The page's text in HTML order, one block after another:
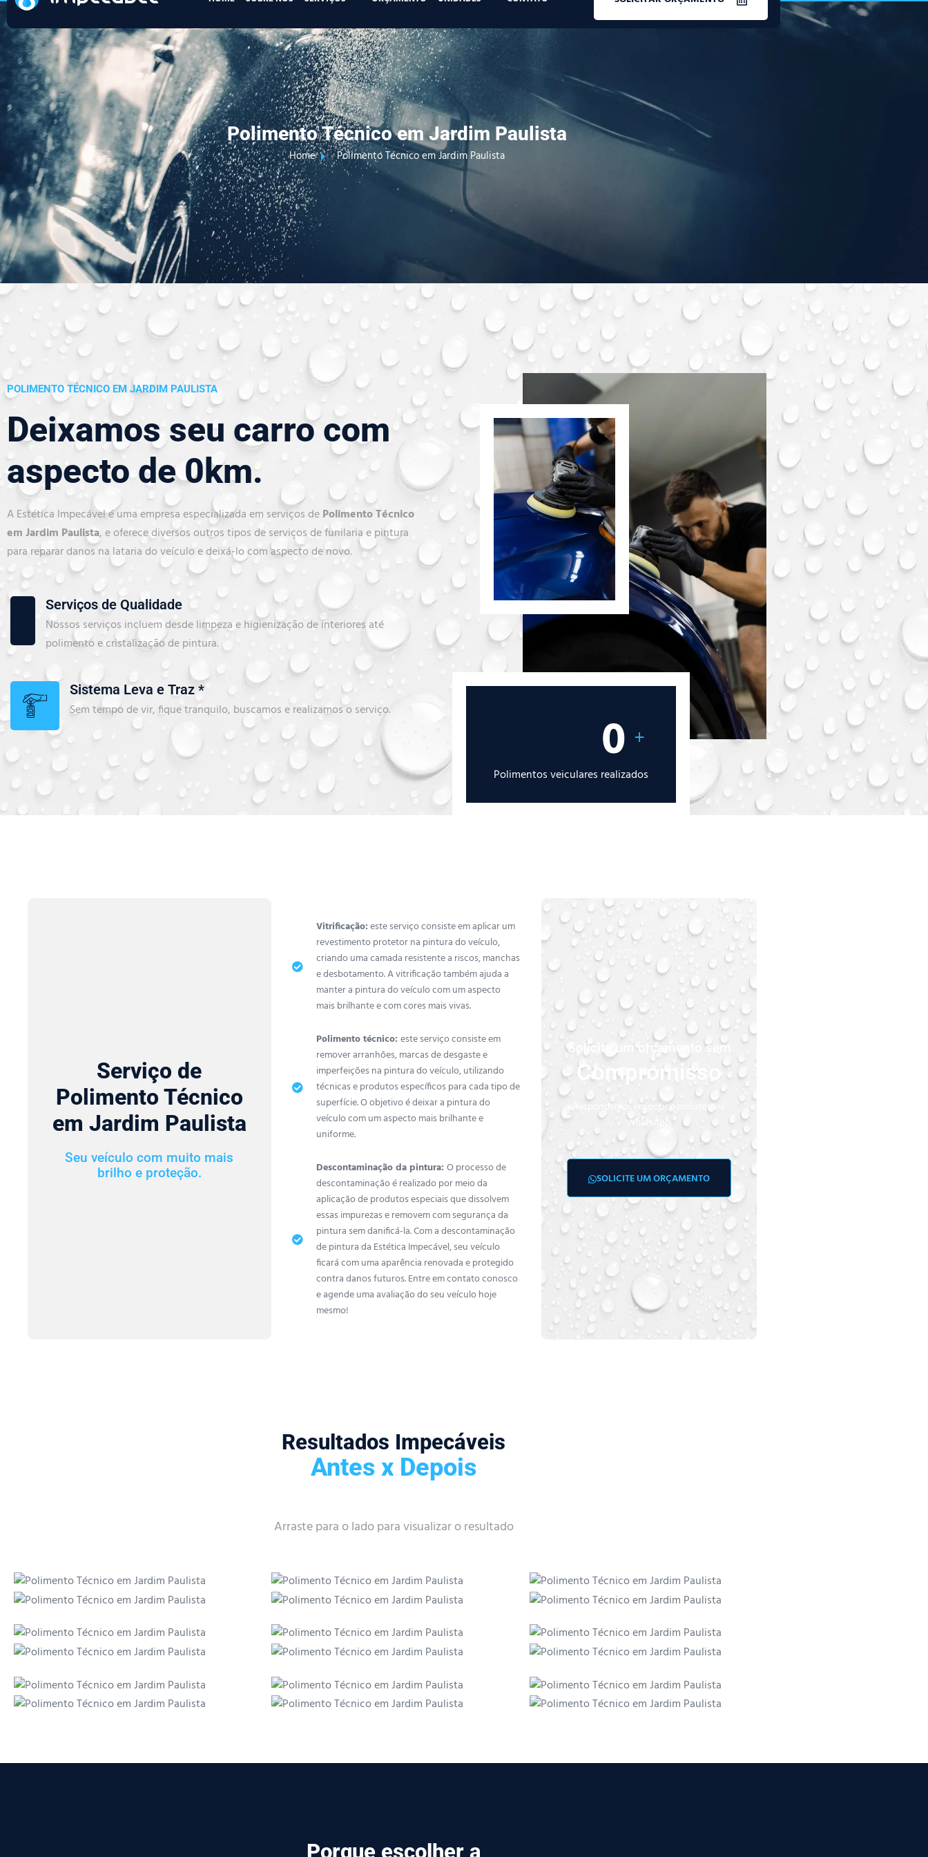
Polimento Técnico em Jardim Paulista
Home Polimento Técnico em Jardim Paulista
POLIMENTO TÉCNICO EM JARDIM PAULISTA
Deixamos seu carro com
aspecto de 0km.
A Estética Impecável é uma empresa especializada em serviços dePolimento Técnico
em Jardim Paulista, e oferece diversos outros tipos de serviços de funilaria e pintura
para reparar danos na lataria do veículo e deixá-lo com aspecto de novo.
Serviços de Qualidade
Nossos serviços incluem desde limpeza e higienização de interiores até
polimento e cristalização de pintura.
Sistema Leva e Traz *
Sem tempo de vir, fique tranquilo, buscamos e realizamos o serviço. 0 +
Polimentos veiculares realizados
Serviço de
Polimento Técnico
em Jardim Paulista
Seu veículo com muito mais
brilho e proteção.
Vitrificação:este serviço consiste em aplicar um
revestimento protetor na pintura do veículo,
criando uma camada resistente a riscos, manchas
e desbotamento. A vitrificação também ajuda a
manter a pintura do veículo com um aspecto
mais brilhante e com cores mais vivas.
Polimento técnico: este serviço consiste em
remover arranhões, marcas de desgaste e
imperfeições na pintura do veículo, utilizando
técnicas e produtos específicos para cada tipo de
superfície. O objetivo é deixar a pintura do
veículo com um aspecto mais brilhante e
uniforme.
Descontaminação da pintura: O processo de
descontaminação é realizado por meio da
aplicação de produtos especiais que dissolvem
essas impurezas e removem com segurança da
pintura sem danificá-la. Com a descontaminação
de pintura da Estética Impecável, seu veículo
ficará com uma aparência renovada e protegido
contra danos futuros. Entre em contato conosco
e agende uma avaliação do seu veículo hoje
mesmo!
Solicite um orçamento sem
Compromisso
Respondemos em pouco minutos via
WhatsApp.
SOLICITE UM ORÇAMENTO
Resultados Impecáveis
Antes x Depois
Arraste para o lado para visualizar o resultado
Porque escolher a